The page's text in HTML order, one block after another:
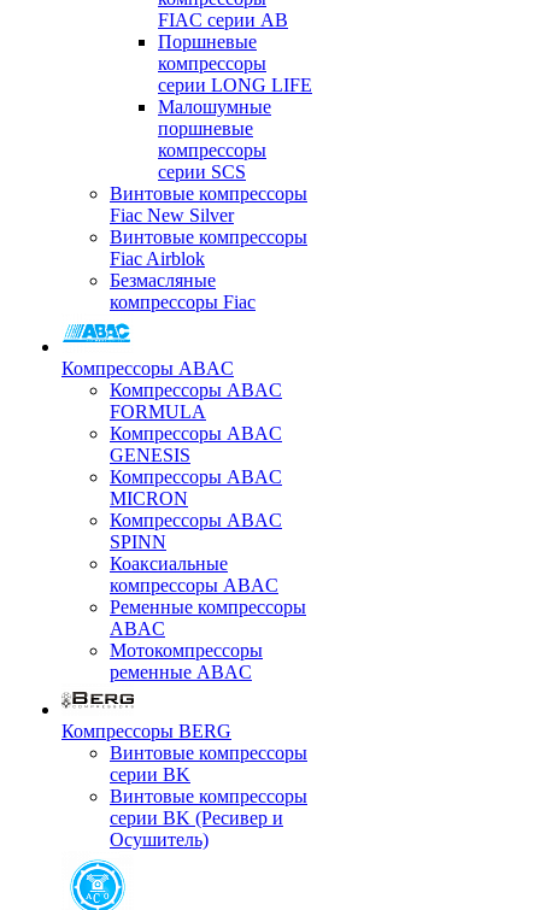
FIAC серии AB
Поршневые
компрессоры
серии LONG LIFE
Малошумные
поршневые
компрессоры
серии SCS
Винтовые компрессоры
Fiac New Silver
Винтовые компрессоры
Fiac Airblok
Безмасляные
компрессоры Fiac
Компрессоры ABAC
Компрессоры ABAC
FORMULA
Компрессоры ABAC
GENESIS
Компрессоры ABAC
MICRON
Компрессоры ABAC
SPINN
Коаксиальные
компрессоры ABAC
Ременные компрессоры
ABAC
Мотокомпрессоры
ременные ABAC
Компрессоры BERG
Винтовые компрессоры
серии BK
Винтовые компрессоры
серии BK (Ресивер и
Осушитель)